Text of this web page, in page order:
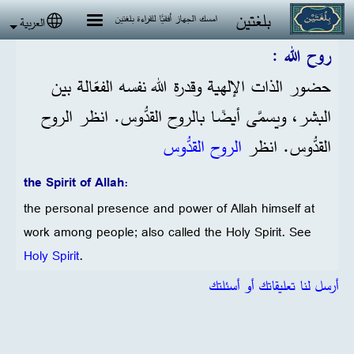
تجاوز إلى المحتوى الرئيسي
بلغتين امسك الجهاز أفقيًا للقراءة بلغتين العربية
روح الله :
حضور الذات الإلهية وقدرة الله نفسه الفعّالة بين
البشر، ويسمَّى أيضًا بالروح القدُّوس. انظر الروح
القدُّوس. انظر الروح القدُّوس
the Spirit of Allah:
the personal presence and power of Allah himself at
work among people; also called the Holy Spirit. See
Holy Spirit.
أرسل لنا تعليقاتك أو أسئلتك